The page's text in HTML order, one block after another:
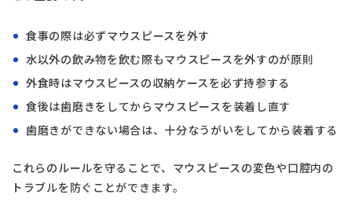
食事の際は必ずマウスピースを外す
水以外の飲み物を飲む際もマウスピースを外すのが原則
外食時はマウスピースの収納ケースを必ず持参する
食後は歯磨きをしてからマウスピースを装着し直す
歯磨きができない場合は、十分なうがいをしてから装着する
これらのルールを守ることで、マウスピースの変色や口腔内の
トラブルを防ぐことができます。